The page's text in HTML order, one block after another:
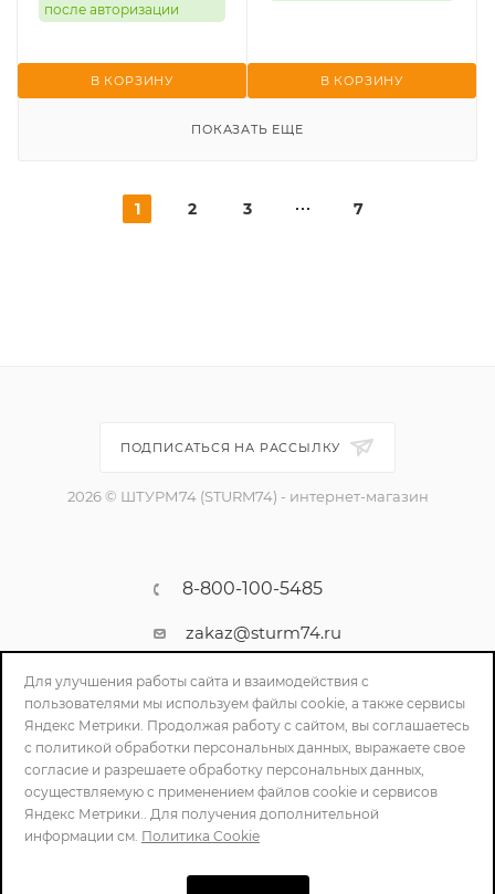
после авторизации
В КОРЗИНУ В КОРЗИНУ
ПОКАЗАТЬ ЕЩЕ
1 2 3 7
ПОДПИСАТЬСЯ НА РАССЫЛКУ
2026 © ШТУРМ74 (STURM74) - интернет-магазин
8-800-100-5485
zakaz@sturm74.ru
г. Челябинск, ул. Стартовая 34/1
ПОЛИТИКА КОНФИДЕНЦИАЛЬНОСТИ
Для улучшения работы сайта и взаимодействия с
пользователями мы используем файлы cookie, а также сервисы
Яндекс Метрики. Продолжая работу с сайтом, вы соглашаетесь
с политикой обработки персональных данных, выражаете свое
согласие и разрешаете обработку персональных данных,
осуществляемую с применением файлов cookie и сервисов
Яндекс Метрики.. Для получения дополнительной
информации см. Политика Cookie